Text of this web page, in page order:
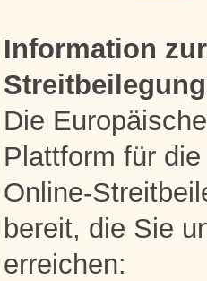
Information
Die
Plattform für
Online-
bereit, die Sie
erreichen: